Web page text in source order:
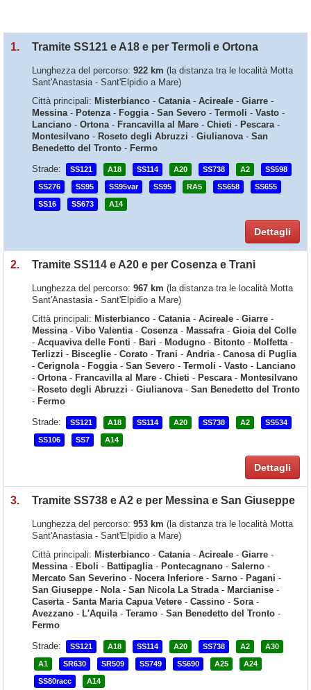
1. Tramite SS121 e A18 e per Termoli e Ortona
Lunghezza del percorso: 922 km (la distanza tra le località Motta
Sant'Anastasia - Sant'Elpidio a Mare)
Città principali: Misterbianco - Catania- Acireale - Giarre -
Messina- Potenza- Foggia- San Severo - Termoli - Vasto -
Lanciano - Ortona- Francavilla al Mare - Chieti - Pescara-
Montesilvano - Roseto degli Abruzzi - Giulianova- San
Benedetto del Tronto - Fermo
Strade:
SS121 A18 SS114 A20 SS738 A2 SS598
SS276 SS95 SS95var SS95 RA5 SS658 SS655
SS16 SS673 A14
Dettagli
2. Tramite SS114 e A20 e per Cosenza e Trani
Lunghezza del percorso: 967 km (la distanza tra le località Motta
Sant'Anastasia - Sant'Elpidio a Mare)
Città principali: Misterbianco - Catania- Acireale - Giarre -
Messina- Vibo Valentia- Cosenza- Massafra- Gioia del Colle
- Acquaviva delle Fonti - Bari - Modugno - Bitonto - Molfetta-
Terlizzi - Bisceglie - Corato - Trani - Andria- Canosa di Puglia
- Cerignola- Foggia- San Severo - Termoli - Vasto - Lanciano
- Ortona- Francavilla al Mare - Chieti - Pescara- Montesilvano
- Roseto degli Abruzzi - Giulianova- San Benedetto del Tronto
- Fermo
Strade:
SS121 A18 SS114 A20 SS738 A2 SS534
SS106 SS7 A14
Dettagli
3. Tramite SS738 e A2 e per Messina e San Giuseppe
Lunghezza del percorso: 953 km (la distanza tra le località Motta
Sant'Anastasia - Sant'Elpidio a Mare)
Città principali: Misterbianco - Catania- Acireale - Giarre -
Messina- Eboli - Battipaglia- Pontecagnano - Salerno -
Mercato San Severino - Nocera Inferiore - Sarno - Pagani -
San Giuseppe - Nola- San Nicola La Strada- Marcianise -
Caserta- Santa Maria Capua Vetere - Cassino - Sora-
Avezzano - L'Aquila- Teramo - San Benedetto del Tronto -
Fermo
Strade:
SS121 A18 SS114 A20 SS738 A2 A30
A1 SR630 SR509 SS749 SS690 A25 A24
SS80racc A14